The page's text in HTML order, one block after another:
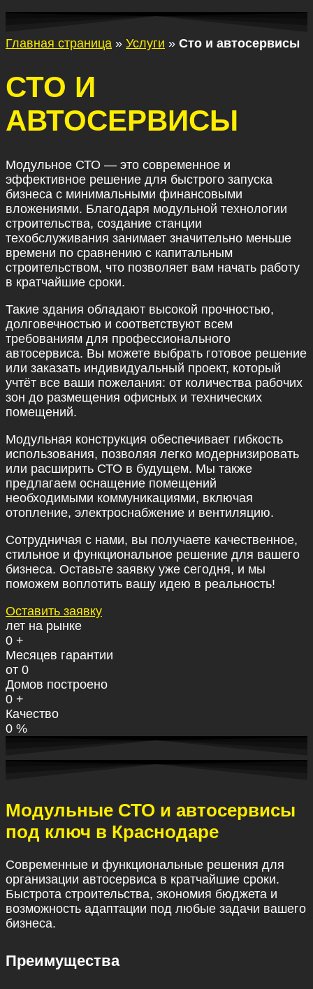
Главная страница » Услуги » Сто и автосервисы
СТО И
АВТОСЕРВИСЫ
Модульное СТО — это современное и
эффективное решение для быстрого запуска
бизнеса с минимальными финансовыми
вложениями. Благодаря модульной технологии
строительства, создание станции
техобслуживания занимает значительно меньше
времени по сравнению с капитальным
строительством, что позволяет вам начать работу
в кратчайшие сроки.
Такие здания обладают высокой прочностью,
долговечностью и соответствуют всем
требованиям для профессионального
автосервиса. Вы можете выбрать готовое решение
или заказать индивидуальный проект, который
учтёт все ваши пожелания: от количества рабочих
зон до размещения офисных и технических
помещений.
Модульная конструкция обеспечивает гибкость
использования, позволяя легко модернизировать
или расширить СТО в будущем. Мы также
предлагаем оснащение помещений
необходимыми коммуникациями, включая
отопление, электроснабжение и вентиляцию.
Сотрудничая с нами, вы получаете качественное,
стильное и функциональное решение для вашего
бизнеса. Оставьте заявку уже сегодня, и мы
поможем воплотить вашу идею в реальность!
Оставить заявку
лет на рынке
0 +
Месяцев гарантии
от 0
Домов построено
0 +
Качество
0 %
Модульные СТО и автосервисы
под ключ в Краснодаре
Современные и функциональные решения для
организации автосервиса в кратчайшие сроки.
Быстрота строительства, экономия бюджета и
возможность адаптации под любые задачи вашего
бизнеса.
Преимущества